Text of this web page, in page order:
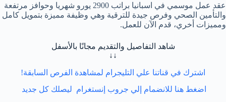
عقد عمل موسمي في اسبانيا براتب 2900 يورو شهريا وحوافز مرتفعة
والتأمين الصحي وفرص جيدة للترقية وهي وظيفة مميزة بتمويل كامل
ومميزات أخري، قدم الآن للعمل.
شاهد التفاصيل والتقديم مجانًا بالأسفل
↓↓
اشترك في قناتنا علي التليجرام لمشاهدة الفرص السابقة!
اضغط هنا للانضمام إلي جروب إنستغرام ليصلك كل جديد